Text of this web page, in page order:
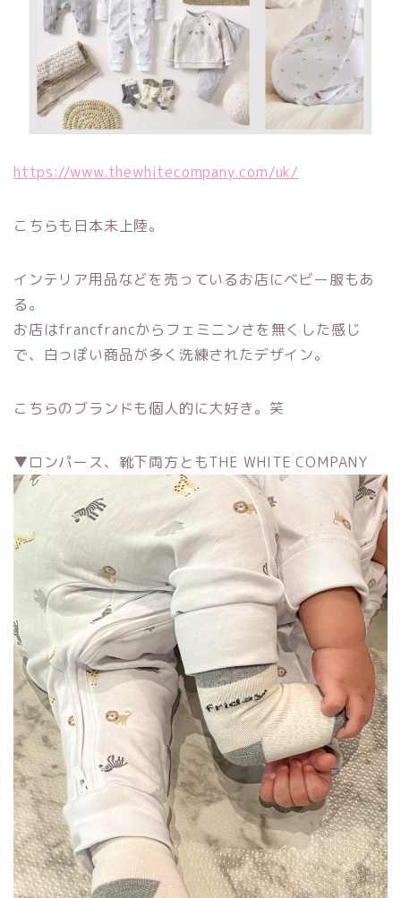
https://www.thewhitecompany.com/uk/
こちらも日本未上陸。
インテリア用品などを売っているお店にベビー服もあ
る。
お店はfrancfrancからフェミニンさを無くした感じ
で、白っぽい商品が多く洗練されたデザイン。
こちらのブランドも個人的に大好き。笑
▼ロンパース、靴下両方ともTHE WHITE COMPANY